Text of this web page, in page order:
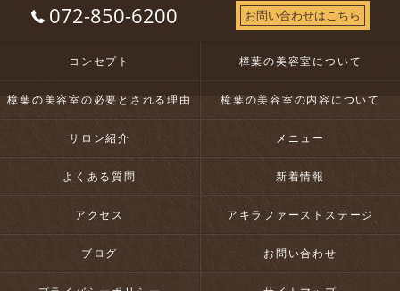
072-850-6200 お問い合わせはこちら
コンセプト 樟葉の美容室について
樟葉の美容室の必要とされる理由 樟葉の美容室の内容について
サロン紹介 メニュー
よくある質問 新着情報
アクセス アキラファーストステージ
ブログ お問い合わせ